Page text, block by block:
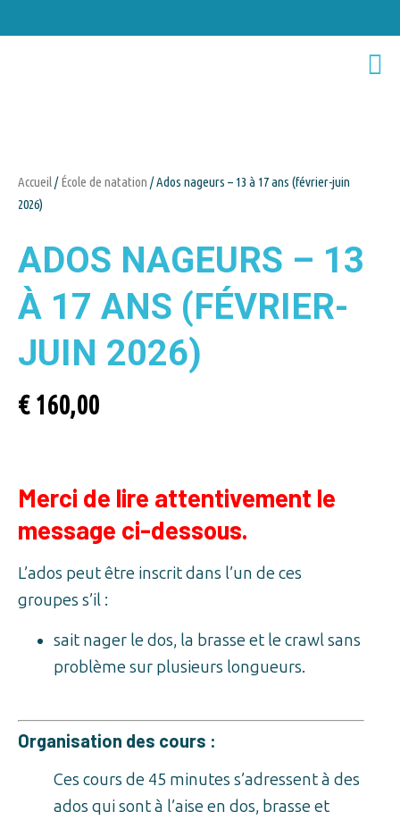
Accueil/École de natation / Ados nageurs – 13 à 17 ans (février-juin
2026)
ADOS NAGEURS – 13
À 17 ANS (FÉVRIER-
JUIN 2026)
€160,00
Merci de lire attentivement le
message ci-dessous.
L’ados peut être inscrit dans l’un de ces
groupes s’il :
sait nager le dos, la brasse et le crawl sans
problème sur plusieurs longueurs.
Organisation des cours :
Ces cours de 45 minutes s’adressent à des
ados qui sont à l’aise en dos, brasse et